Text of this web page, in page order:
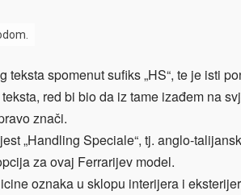
spomenut sufiks „HS“, te je isti
red bi bio da iz tame izađem na
znači.
„Handling Speciale“, tj. anglo-
za ovaj Ferrarijev model.
oznaka u sklopu interijera i